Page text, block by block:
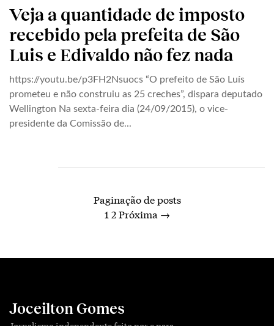
Veja a quantidade de imposto
recebido pela prefeita de São
Luis e Edivaldo não fez nada
https://youtu.be/p3FH2Nsuocs “O prefeito de São Luís
prometeu e não construiu as 25 creches”, dispara deputado
Wellington Na sexta-feira dia (24/09/2015), o vice-
presidente da Comissão de...
Paginação de posts
1 2Próxima →
Joceilton Gomes